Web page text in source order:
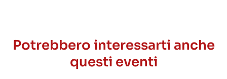
Potrebbero interessarti anche
questi eventi